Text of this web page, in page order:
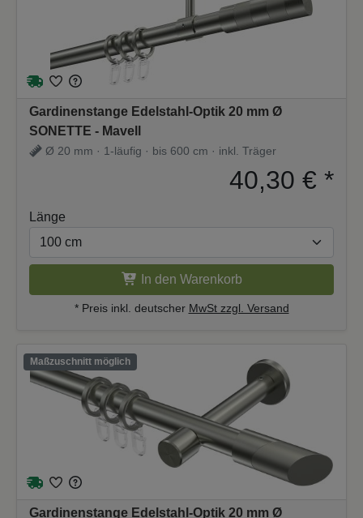
Gardinenstange Edelstahl-Optik 20 mm Ø
SONETTE - Mavell
Ø 20 mm · 1-läufig · bis 600 cm · inkl. Träger
40,30 € *
Länge
In den Warenkorb
* Preis inkl. deutscher MwSt zzgl. Versand
Maßzuschnitt möglich
Gardinenstange Edelstahl-Optik 20 mm Ø